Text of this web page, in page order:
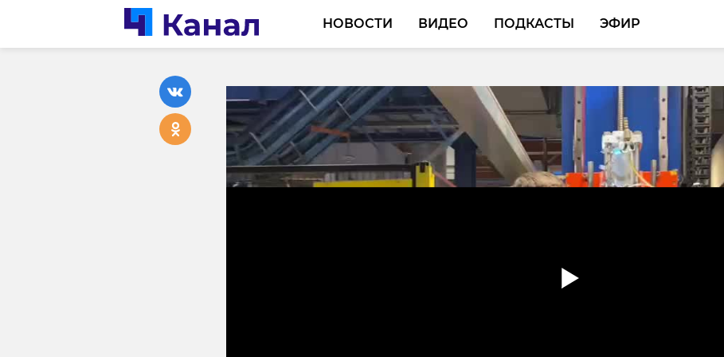
НОВОСТИ ВИДЕО ПОДКАСТЫ ЭФИР
Ленобласть выполнила план по
догазификации почти на 500%
20 декабря 2023, 13:55